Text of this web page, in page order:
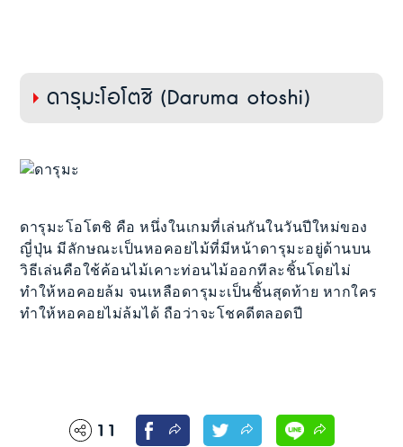
ดารุมะโอโตชิ (Daruma otoshi)
ดารุมะโอโตชิ คือ หนึ่งในเกมที่เล่นกันในวันปีใหม่ของ
ญี่ปุ่น มีลักษณะเป็นหอคอยไม้ที่มีหน้าดารุมะอยู่ด้านบน
วิธีเล่นคือใช้ค้อนไม้เคาะท่อนไม้ออกทีละชิ้นโดยไม่
ทำให้หอคอยล้ม จนเหลือดารุมะเป็นชิ้นสุดท้าย หากใคร
ทำให้หอคอยไม่ล้มได้ ถือว่าจะโชคดีตลอดปี
11